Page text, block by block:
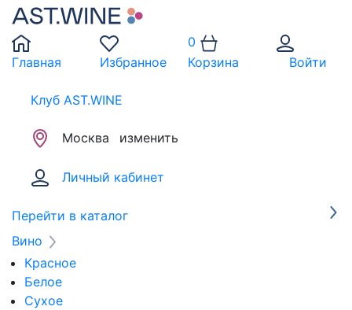
Главная Избранное
0
Корзина
Войти
Клуб AST.WINE
Москва изменить
Личный кабинет
Перейти в каталог
Вино
Красное
Белое
Сухое